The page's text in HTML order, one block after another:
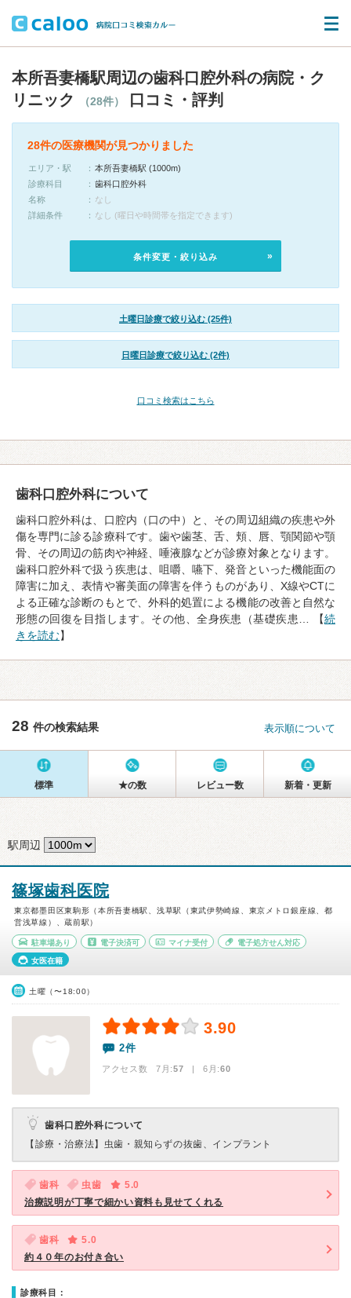
本所吾妻橋駅周辺の歯科口腔外科の病院・ク
リニック
（28件） 口コミ・評判
28件の医療機関が見つかりました
エリア・駅
本所吾妻橋駅 (1000m)
診療科目
歯科口腔外科
名称
なし
詳細条件
なし (曜日や時間帯を指定できます)
条件変更・絞り込み
土曜日診療で絞り込む (25件)
日曜日診療で絞り込む (2件)
口コミ検索はこちら
歯科口腔外科について
歯科口腔外科は、口腔内（口の中）と、その周辺組織の疾患や外
傷を専門に診る診療科です。歯や歯茎、舌、頬、唇、顎関節や顎
骨、その周辺の筋肉や神経、唾液腺などが診療対象となります。
歯科口腔外科で扱う疾患は、咀嚼、嚥下、発音といった機能面の
障害に加え、表情や審美面の障害を伴うものがあり、X線やCTに
よる正確な診断のもとで、外科的処置による機能の改善と自然な
形態の回復を目指します。その他、全身疾患（基礎疾患… 【続
きを読む】
28 件の検索結果 表示順について
標準 ★の数 レビュー数 新着・更新
駅周辺
篠塚歯科医院
東京都墨田区東駒形（本所吾妻橋駅、浅草駅（東武伊勢崎線、東京メトロ銀座線、都
営浅草線）、蔵前駅）
駐車場あり 電子決済可 マイナ受付 電子処方せん対応
女医在籍
土曜（〜18:00）
3.90
2件
アクセス数 7月:57 | 6月:60
歯科口腔外科について
【診療・治療法】 虫歯・親知らずの抜歯、インプラント
歯科 虫歯
5.0
治療説明が丁寧で細かい資料も見せてくれる
歯科
5.0
約４０年のお付き合い
診療科目：